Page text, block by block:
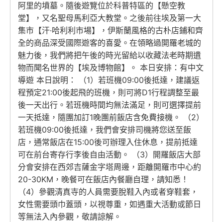
阿里的墳墓。隨後遊覽位於科普特區的【懸空教
堂】，又名聖母馬利亞大教堂。之後前往埃及第一大
集市【汗·哈利利市場】，伊斯蘭風格的古朴店鋪和齊
全的商品深受國際遊客的喜愛。在領略過開羅老城的
魅力後，我們將把午後的時光留給以收藏法老時期遺
物而聞名世界的【埃及博物館】。 本日安排：有中文
導遊 本日說明： （1）若班機09:00後抵達，建議返
程預定21:00後起飛的班機，則可將D1行程調整至最
後一天出行。若班機時間均無法滿足，則可選擇提前
一天抵達，隨團加訂1晚團前飯店含免費接機。 （2）
若班機09:00後抵達，我們會安排司機將您送至飯
店，通常飯店在15:00後可辦理入住休息，提前抵達
可在前台寄存行李後自由活動。 （3）開羅飯店大部
分會安排在西郊吉薩金字塔周邊，距離開羅市中心約
20-30KM，晚餐可在飯店內餐廳自理，請知悉！
（4）參觀清真寺的人員需要脫鞋入內或者穿鞋套，
女性需要頭巾蓋頭，以視尊重，如遇重大活動或節日
等無法入內參觀，敬請諒解。